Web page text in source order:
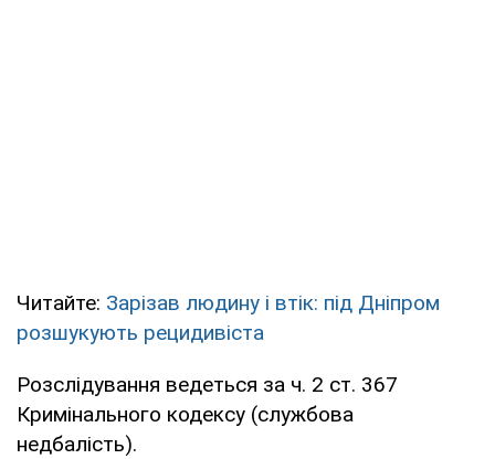
Читайте: Зарізав людину і втік: під Дніпром
розшукують рецидивіста
Розслідування ведеться за ч. 2 ст. 367
Кримінального кодексу (службова
недбалість).